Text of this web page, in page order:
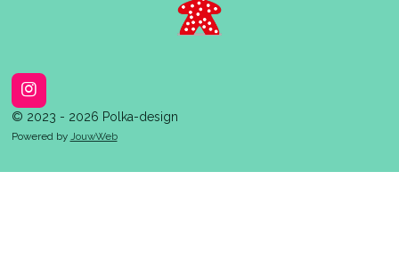
I
n
t
g
© 2023 - 2026 Polka-design
Powered by JouwWeb